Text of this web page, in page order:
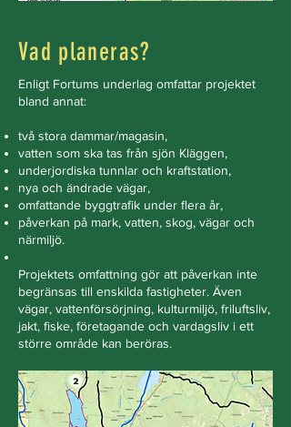
Vad planeras?
Enligt Fortums underlag omfattar projektet
bland annat:
två stora dammar/magasin,
vatten som ska tas från sjön Kläggen,
underjordiska tunnlar och kraftstation,
nya och ändrade vägar,
omfattande byggtrafik under flera år,
påverkan på mark, vatten, skog, vägar och
närmiljö.
Projektets omfattning gör att påverkan inte
begränsas till enskilda fastigheter. Även
vägar, vattenförsörjning, kulturmiljö, friluftsliv,
jakt, fiske, företagande och vardagsliv i ett
större område kan beröras.